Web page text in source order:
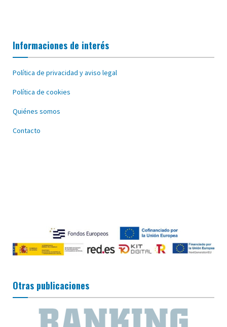
Informaciones de interés
Política de privacidad y aviso legal
Política de cookies
Quiénes somos
Contacto
Otras publicaciones